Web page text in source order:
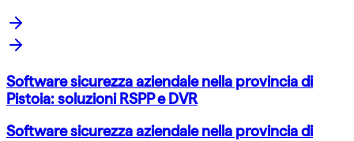
Software sicurezza aziendale nella provincia di
Pistoia: soluzioni RSPP e DVR
Software sicurezza aziendale nella provincia di